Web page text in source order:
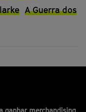
A Guerra dos
ganhar merchandising